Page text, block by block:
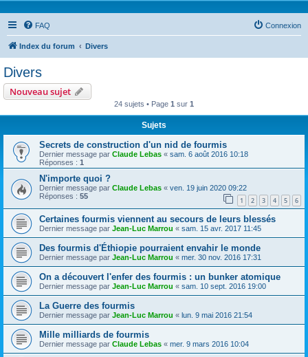
FAQ Connexion
Index du forum Divers
Divers
Nouveau sujet
24 sujets • Page 1 sur 1
Sujets
Secrets de construction d'un nid de fourmis
Dernier message par Claude Lebas « sam. 6 août 2016 10:18
Réponses : 1
N'importe quoi ?
Dernier message par Claude Lebas « ven. 19 juin 2020 09:22
Réponses : 55 1 2 3 4 5 6
Certaines fourmis viennent au secours de leurs blessés
Dernier message par Jean-Luc Marrou « sam. 15 avr. 2017 11:45
Des fourmis d'Éthiopie pourraient envahir le monde
Dernier message par Jean-Luc Marrou « mer. 30 nov. 2016 17:31
On a découvert l'enfer des fourmis : un bunker atomique
Dernier message par Jean-Luc Marrou « sam. 10 sept. 2016 19:00
La Guerre des fourmis
Dernier message par Jean-Luc Marrou « lun. 9 mai 2016 21:54
Mille milliards de fourmis
Dernier message par Claude Lebas « mer. 9 mars 2016 10:04